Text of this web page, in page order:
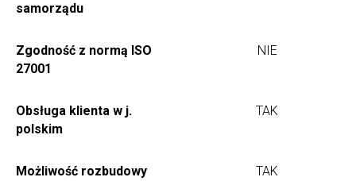
samorządu
Zgodność z normą ISO
27001
NIE
Obsługa klienta w j.
polskim
TAK
Możliwość rozbudowy
TAK